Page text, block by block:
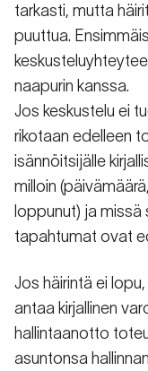
tarkasti, mutta
puuttua.
naapurin kanssa.
Jos keskustelu ei
rikotaan edelleen
isännöitsijälle
milloin
loppunut) ja
tapahtumat ovat
Jos häirintä ei
antaa kirjallinen
hallintaanotto
asuntonsa